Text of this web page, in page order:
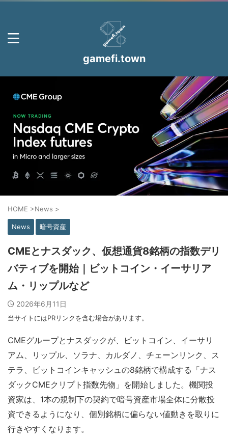
gamefi.town
HOME >News >
News 暗号資産
CMEとナスダック、仮想通貨8銘柄の指数デリ
バティブを開始｜ビットコイン・イーサリア
ム・リップルなど
2026年6月11日
当サイトにはPRリンクを含む場合があります。
CMEグループとナスダックが、ビットコイン、イーサリ
アム、リップル、ソラナ、カルダノ、チェーンリンク、ス
テラ、ビットコインキャッシュの8銘柄で構成する「ナス
ダックCMEクリプト指数先物」を開始しました。機関投
資家は、1本の規制下の契約で暗号資産市場全体に分散投
資できるようになり、個別銘柄に偏らない値動きを取りに
行きやすくなります。